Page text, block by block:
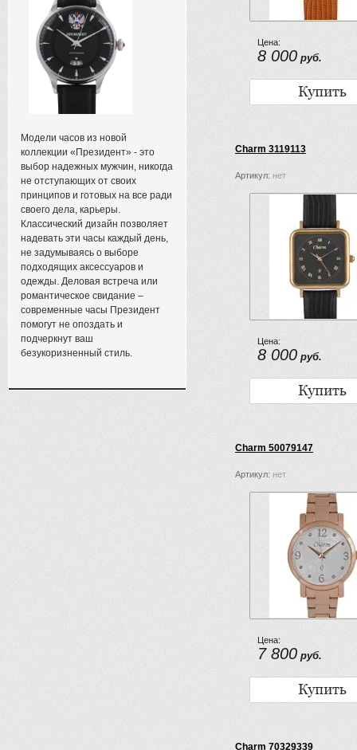
Цена:
8 000 руб.
Charm 3119113
Артикул: нет
Цена:
8 000 руб.
Charm 50079147
Артикул: нет
Цена:
7 800 руб.
Charm 70329339
Модели часов из новой
коллекции «Президент» - это
выбор надежных мужчин, никогда
не отступающих от своих
принципов и готовых на все ради
своего дела, карьеры.
Классический дизайн позволяет
надевать эти часы каждый день,
не задумываясь о выборе
подходящих аксессуаров и
одежды. Деловая встреча или
романтическое свидание –
современные часы Президент
помогут не опоздать и
подчеркнут ваш
безукоризненный стиль.